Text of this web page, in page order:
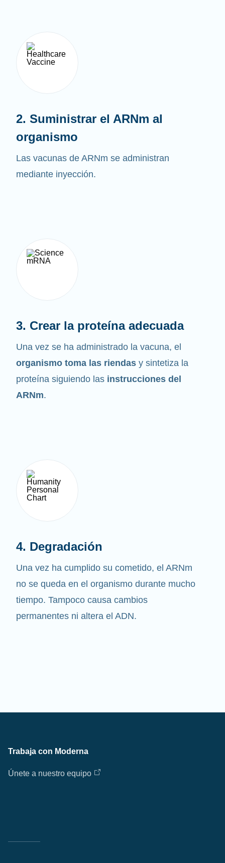
2. Suministrar el ARNm al
organismo
Las vacunas de ARNm se administran
mediante inyección.
3. Crear la proteína adecuada
Una vez se ha administrado la vacuna, el
organismo toma las riendas y sintetiza la
proteína siguiendo las instrucciones del
ARNm.
4. Degradación
Una vez ha cumplido su cometido, el ARNm
no se queda en el organismo durante mucho
tiempo. Tampoco causa cambios
permanentes ni altera el ADN.
Trabaja con Moderna
Únete a nuestro equipo